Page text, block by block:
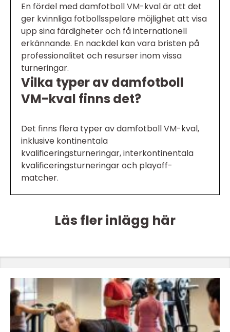
En fördel med damfotboll VM-kval är att det
ger kvinnliga fotbollsspelare möjlighet att visa
upp sina färdigheter och få internationell
erkännande. En nackdel kan vara bristen på
professionalitet och resurser inom vissa
turneringar.
Vilka typer av damfotboll
VM-kval finns det?
Det finns flera typer av damfotboll VM-kval,
inklusive kontinentala
kvalificeringsturneringar, interkontinentala
kvalificeringsturneringar och playoff-
matcher.
Läs fler inlägg här